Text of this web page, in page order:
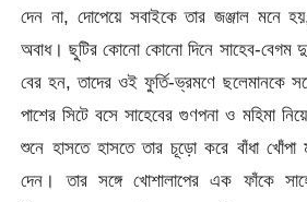
দেন না, দোপেয়ে সবাইকে তার জঞ্জাল মনে
অবাধ। ছুটির কোনো কোনো দিনে সাহেব-বেগম
বের হন, তাদের ওই ফুর্তি-ভ্রমণে ছলেমানকে
পাশের সিটে বসে সাহেবের গুণপনা ও মহিমা
শুনে হাসতে হাসতে তার চূড়ো করে বাঁধা খোঁপা
দেন। তার সঙ্গে খোশালাপের এক ফাঁকে